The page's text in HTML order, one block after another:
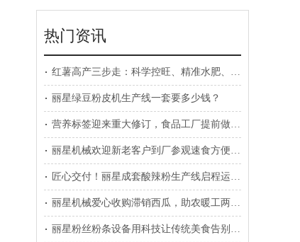
热门资讯
红薯高产三步走：科学控旺、精准水肥、病虫害预防
丽星绿豆粉皮机生产线一套要多少钱？
营养标签迎来重大修订，食品工厂提前做好规划
丽星机械欢迎新老客户到厂参观速食方便粉丝生产线
匠心交付！丽星成套酸辣粉生产线启程运往温县
丽星机械爱心收购滞销西瓜，助农暖工两不误
丽星粉丝粉条设备用科技让传统美食告别铝担忧